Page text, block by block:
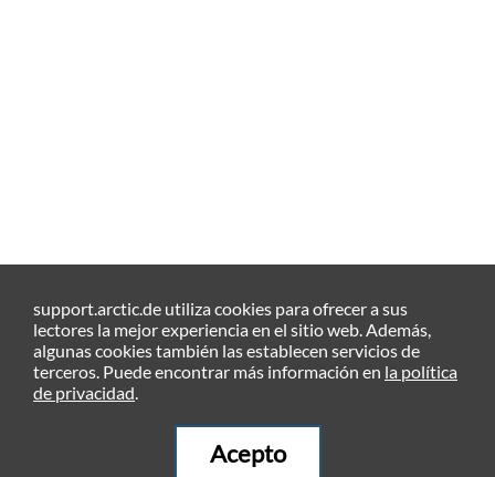
support.arctic.de utiliza cookies para ofrecer a sus
lectores la mejor experiencia en el sitio web. Además,
algunas cookies también las establecen servicios de
terceros. Puede encontrar más información en la política
de privacidad.
Acepto